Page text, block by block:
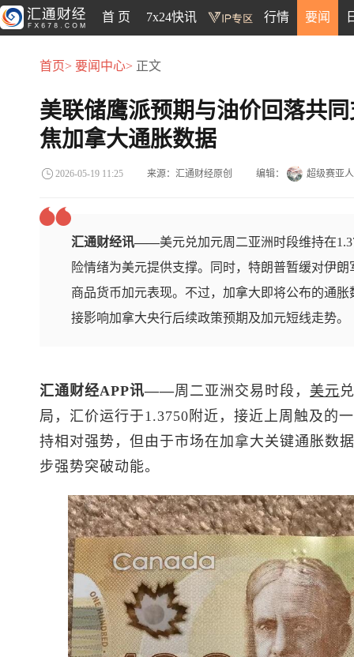
首 页 7x24快讯 行情 要闻
首页> 要闻中心> 正文
美联储鹰派预期与油价回落共
焦加拿大通胀数据
2026-05-19 11:25 来源：汇通财经原创 编辑： 超级赛亚人
汇通财经讯——美元兑加元周二亚洲时段维持在
险情绪为美元提供支撑。同时，特朗普暂缓对伊
商品货币加元表现。不过，加拿大即将公布的通
接影响加拿大央行后续政策预期及加元短线走势。
汇通财经APP讯——周二亚洲交易时段， 美元兑
局，汇价运行于1.3750附近，接近上周触及的
持相对强势，但由于市场在加拿大关键通胀数
步强势突破动能。